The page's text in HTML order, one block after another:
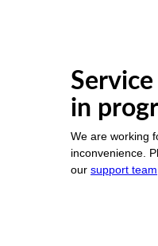
in
We are working
inconvenience.
our support team